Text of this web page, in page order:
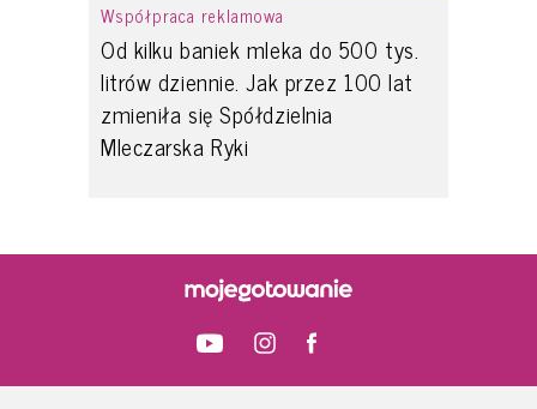
Współpraca reklamowa
Od kilku baniek mleka do 500 tys.
litrów dziennie. Jak przez 100 lat
zmieniła się Spółdzielnia
Mleczarska Ryki